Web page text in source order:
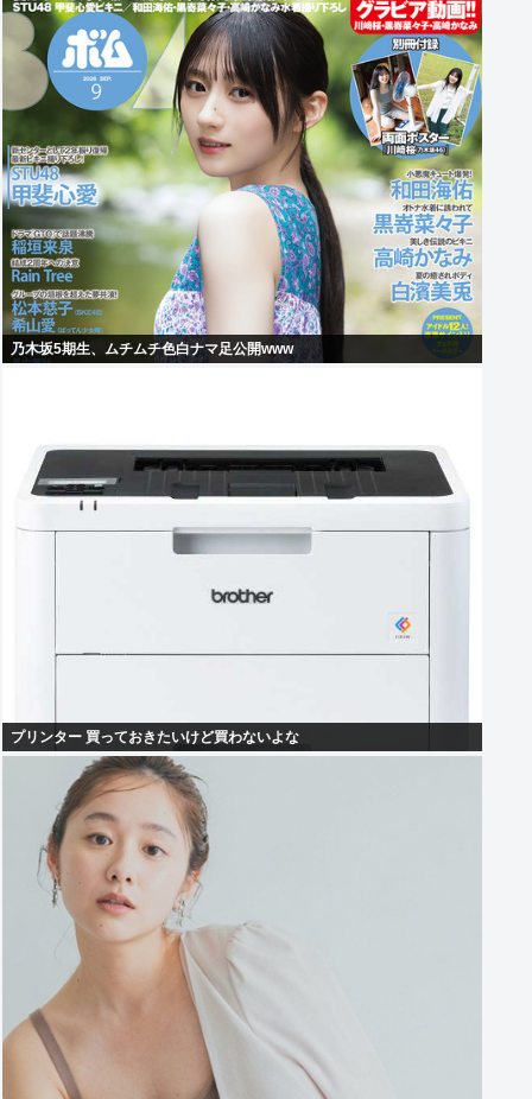
乃木坂5期生、ムチムチ色白ナマ足公開www
プリンター 買っておきたいけど買わないよな